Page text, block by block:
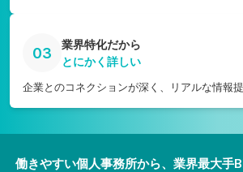
03
業界特化だから
とにかく詳しい
企業とのコネクションが深く、リアルな情報
働きやすい個人事務所から、業界最大手